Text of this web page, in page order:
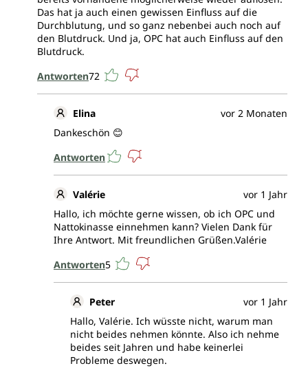
Das hat ja auch einen gewissen Einfluss auf die
Durchblutung, und so ganz nebenbei auch noch auf
den Blutdruck. Und ja, OPC hat auch Einfluss auf den
Blutdruck.
Antworten72
Elina
vor 2 Monaten
Dankeschön 😊
Antworten
Valérie
vor 1 Jahr
Hallo, ich möchte gerne wissen, ob ich OPC und
Nattokinasse einnehmen kann? Vielen Dank für
Ihre Antwort. Mit freundlichen Grüßen.Valérie
Antworten5
Peter
vor 1 Jahr
Hallo, Valérie. Ich wüsste nicht, warum man
nicht beides nehmen könnte. Also ich nehme
beides seit Jahren und habe keinerlei
Probleme deswegen.